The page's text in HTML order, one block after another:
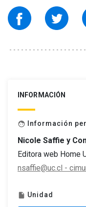
INFORMACIÓN
face Información
Nicole Saffie y
Editora web Home
nsaffie@uc.cl -
insert_drive_file Unidad